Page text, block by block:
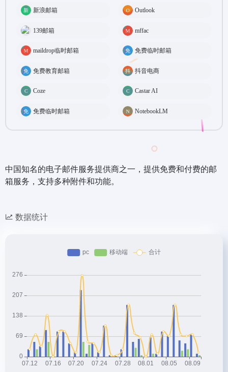
新浪邮箱 Outlook
139邮箱 mffac
maildrop临时邮箱 免费临时邮箱
免费教育邮箱 抖音电商
Coze Castar AI
免费临时邮箱 NotebookLM
中国知名的电子邮件服务提供商之一，提供免费和付费的邮
箱服务，支持多种附件和功能。
数据统计